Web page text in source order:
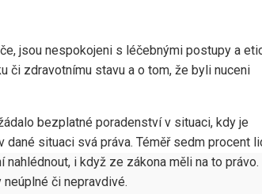
jsou nespokojeni s léčebnými postupy a
či zdravotnímu stavu a o tom, že byli nuceni
bezplatné poradenství v situaci, kdy je
situaci svá práva. Téměř sedm procent
i když ze zákona měli na to právo.
či nepravdivé.